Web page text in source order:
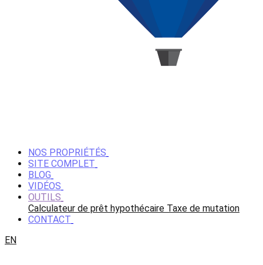
NOS PROPRIÉTÉS
SITE COMPLET
BLOG
VIDÉOS
OUTILS
Calculateur de prêt hypothécaire Taxe de mutation
CONTACT
EN